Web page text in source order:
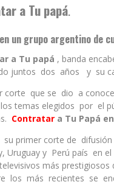
a Tu papá.
un grupo argentino de
a Tu papá , banda
juntos dos años y su
corte que se dio a
temas elegidos por el
Contratar a Tu Papá
su primer corte de
Uruguay y Perú país
más
los más recientes se